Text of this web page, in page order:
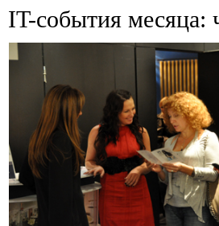
IT-события месяца: